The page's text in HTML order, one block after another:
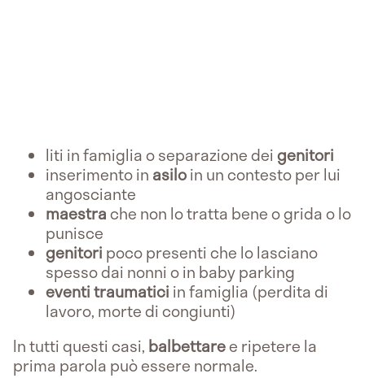
liti in famiglia o separazione deigenitori
inserimento in asiloin un contesto per lui
angosciante
maestrache non lo tratta bene o grida o lo
punisce
genitori poco presenti che lo lasciano
spesso dai nonni o in baby parking
eventi traumatici in famiglia (perdita di
lavoro, morte di congiunti)
In tutti questi casi, balbettaree ripetere la
prima parola può essere normale.